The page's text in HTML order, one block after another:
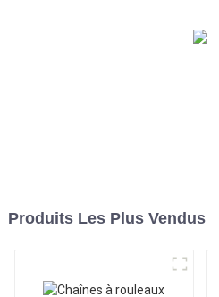
Produits Les Plus Vendus